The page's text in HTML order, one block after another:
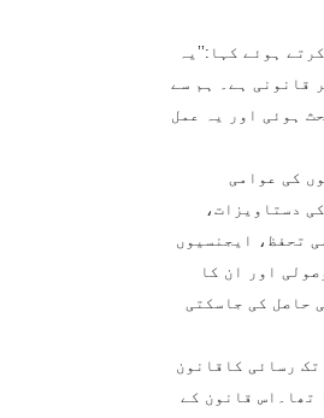
ہوئے کہا:’’یہ
قانونی ہے۔ ہم سے
ہوئی اور یہ عمل
تھا تاکہ شہریوں کی عوامی
دستاویزات،
تحفظ، ایجنسیوں
اور ان کا
حاصل کی جاسکتی
رسائی کاقانون
تھا۔اس قانون کے